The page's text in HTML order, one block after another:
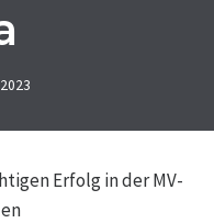
Erfolg in der MV-